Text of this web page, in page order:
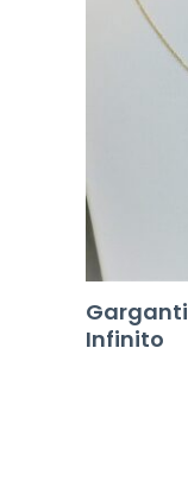
Infinito